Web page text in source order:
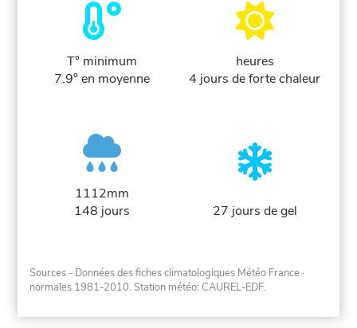
T° minimum
7.9° en moyenne
heures
4 jours de forte chaleur
1112mm
148 jours
27 jours de gel
Sources - Données des fiches climatologiques Météo France ·
normales 1981-2010. Station météo: CAUREL-EDF.